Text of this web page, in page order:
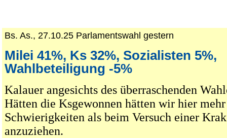
Bs. As., 27.10.25 Parlamentswahl gestern
Milei 41%, Ks 32%, Sozialisten 5%,
Wahlbeteiligung -5%
Kalauer angesichts des überraschenden
Hätten die Ksgewonnen hätten wir hier mehr
Schwierigkeiten als beim Versuch einer
anzuziehen.